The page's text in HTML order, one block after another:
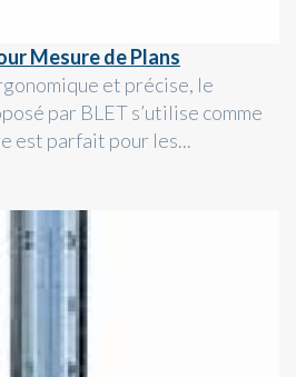
Mesure de Plans
et précise, le
par BLET s’utilise comme
est parfait pour les...